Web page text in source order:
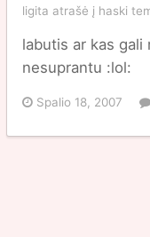
ligita atrašė į haski
labutis ar kas gali
nesuprantu :lol:
Spalio 18, 2007